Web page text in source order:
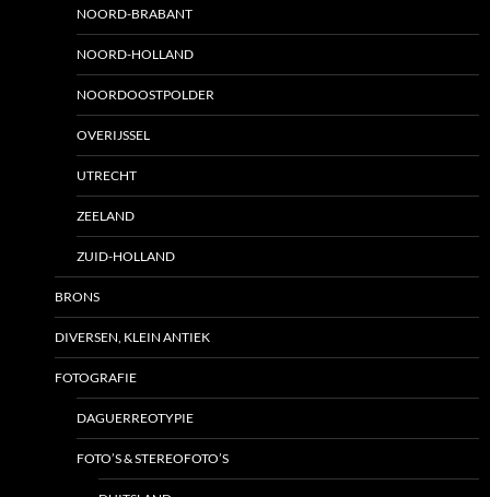
NOORD-BRABANT
NOORD-HOLLAND
NOORDOOSTPOLDER
OVERIJSSEL
UTRECHT
ZEELAND
ZUID-HOLLAND
BRONS
DIVERSEN, KLEIN ANTIEK
FOTOGRAFIE
DAGUERREOTYPIE
FOTO’S & STEREOFOTO’S